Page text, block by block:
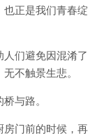
正是我们青春绽
们避免因混淆了
不触景生悲。
与路。
门前的时候，再